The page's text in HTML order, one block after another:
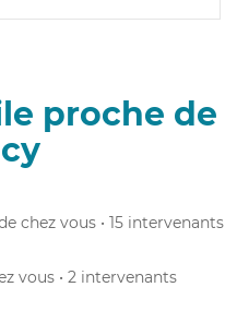
proche de
chez vous • 15 intervenants
vous • 2 intervenants